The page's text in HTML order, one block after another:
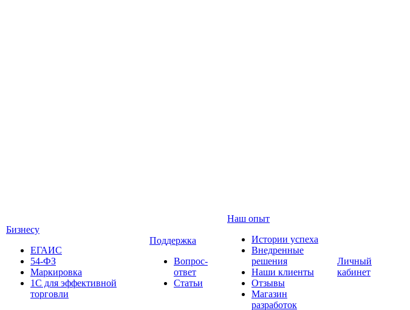
Бизнесу
ЕГАИС
54-ФЗ
Маркировка
1С для эффективной
торговли
Поддержка
Вопрос-
ответ
Статьи
Наш опыт
Истории успеха
Внедренные
решения
Наши клиенты
Отзывы
Магазин
разработок
Личный
кабинет